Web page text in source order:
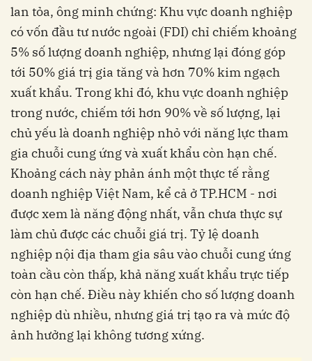
lan tỏa, ông minh chứng: Khu vực doanh nghiệp
có vốn đầu tư nước ngoài (FDI) chỉ chiếm khoảng
5% số lượng doanh nghiệp, nhưng lại đóng góp
tới 50% giá trị gia tăng và hơn 70% kim ngạch
xuất khẩu. Trong khi đó, khu vực doanh nghiệp
trong nước, chiếm tới hơn 90% về số lượng, lại
chủ yếu là doanh nghiệp nhỏ với năng lực tham
gia chuỗi cung ứng và xuất khẩu còn hạn chế.
Khoảng cách này phản ánh một thực tế rằng
doanh nghiệp Việt Nam, kể cả ở TP.HCM - nơi
được xem là năng động nhất, vẫn chưa thực sự
làm chủ được các chuỗi giá trị. Tỷ lệ doanh
nghiệp nội địa tham gia sâu vào chuỗi cung ứng
toàn cầu còn thấp, khả năng xuất khẩu trực tiếp
còn hạn chế. Điều này khiến cho số lượng doanh
nghiệp dù nhiều, nhưng giá trị tạo ra và mức độ
ảnh hưởng lại không tương xứng.